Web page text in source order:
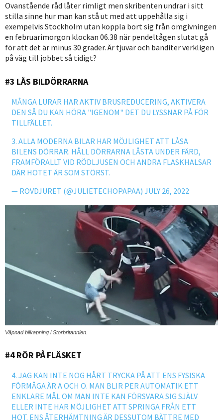
Ovanstående råd låter rimligt men skribenten undrar i sitt
stilla sinne hur man kan stå ut med att uppehålla sig i
exempelvis Stockholm utan koppla bort sig från omgivningen
en februarimorgon klockan 06.38 när pendeltågen slutat gå
för att det är minus 30 grader. Är tjuvar och banditer verkligen
på väg till jobbet så tidigt?
#3 LÅS BILDÖRRARNA
MÅNGA LURAR HAR AKTIV BRUSREDUCERING, AKTIVERA
DEN SÅ DU KAN HÖRA "IGENOM" DET DU LYSSNAR PÅ FÖR
TILLFÄLLET.
3. ALLA MODERNA BILAR HAR MÖJLIGHET ATT LÅSA
BILENS DÖRRAR. HÅLL DÖRRARNA LÅSTA UNDER FÄRD,
FRAMFÖRALLT VID RÖDLJUSEN OCH ANDRA FLASKHALSAR
DÄR HOTET ÄR SOM STÖRST.
— ROVDJURET (@JULIETECHOPAPAA) JULY 26, 2022
Väpnad bilkapning i Storbritannien.
#4 RÖR PÅ FLÄSKET
4. JAG KAN INTE NOG HÅRT TRYCKA PÅ ATT ENS FYSISKA
FÖRMÅGA ÄR A OCH O. MAN BLIR PER AUTOMATIK ETT
ENKLARE MÅL OM MAN INTE KAN FÖRSVARA SIG SJÄLV
ELLER INTE HAR MÖJLIGHET ATT SPRINGA FRÅN ETT
HOT. ENS ÅTERHÄMTNING ÄR DESSUTOM BÄTTRE MED